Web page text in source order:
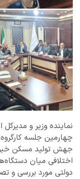
نماینده وزیر و مدیرکل
جهش تولید مسکن خبر
اختلافی میان
دولتی مورد بررسی و